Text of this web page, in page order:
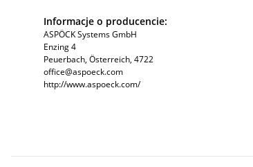
Informacje o producencie:
ASPÖCK Systems GmbH
Enzing 4
Peuerbach, Österreich, 4722
office@aspoeck.com
http://www.aspoeck.com/